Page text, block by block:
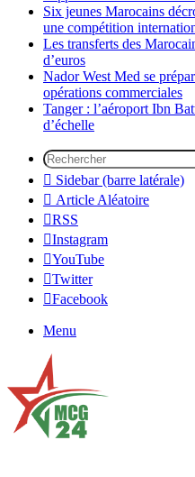
Six jeunes Marocains
une compétition
Les transferts des
d’euros
Nador West Med se
opérations commerciales
Tanger : l’aéroport Ibn
d’échelle
Sidebar (barre latérale)
Article Aléatoire
RSS
Instagram
YouTube
Twitter
Facebook
Menu